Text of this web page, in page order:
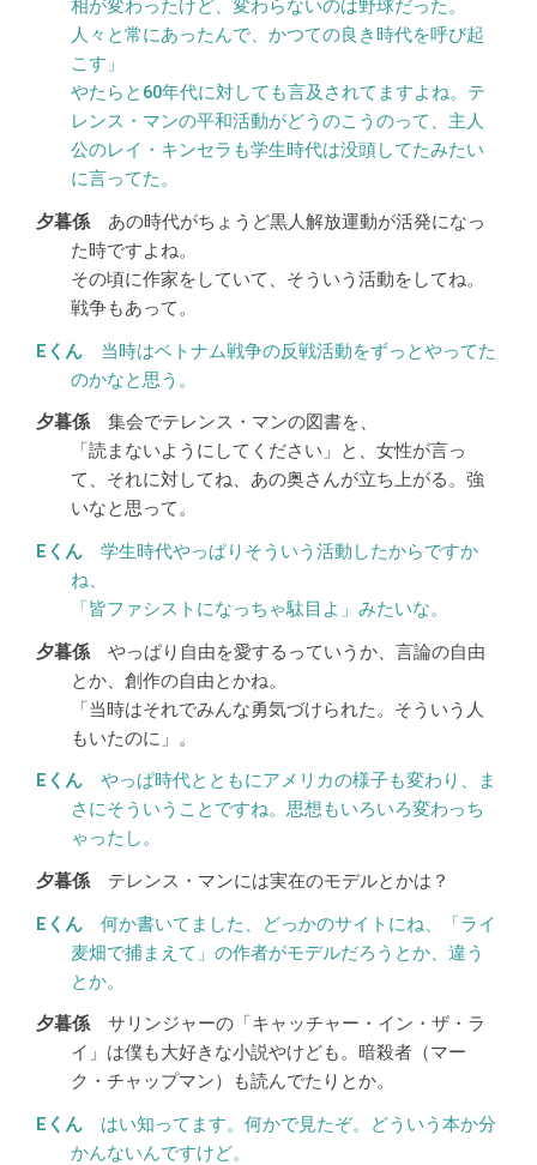
相が変わったけど、変わらないのは野球だった。
人々と常にあったんで、かつての良き時代を呼び起
こす」
やたらと60年代に対しても言及されてますよね。テ
レンス・マンの平和活動がどうのこうのって、主人
公のレイ・キンセラも学生時代は没頭してたみたい
に言ってた。
あの時代がちょうど黒人解放運動が活発になっ
た時ですよね。
その頃に作家をしていて、そういう活動をしてね。
戦争もあって。
当時はベトナム戦争の反戦活動をずっとやってた
のかなと思う。
集会でテレンス・マンの図書を、
「読まないようにしてください」と、女性が言っ
て、それに対してね、あの奥さんが立ち上がる。強
いなと思って。
学生時代やっぱりそういう活動したからですか
ね、
「皆ファシストになっちゃ駄目よ」みたいな。
やっぱり自由を愛するっていうか、言論の自由
とか、創作の自由とかね。
「当時はそれでみんな勇気づけられた。そういう人
もいたのに」。
やっぱ時代とともにアメリカの様子も変わり、ま
さにそういうことですね。思想もいろいろ変わっち
ゃったし。
テレンス・マンには実在のモデルとかは？
何か書いてました、どっかのサイトにね、「ライ
麦畑で捕まえて」の作者がモデルだろうとか、違う
とか。
サリンジャーの「キャッチャー・イン・ザ・ラ
イ」は僕も大好きな小説やけども。暗殺者（マー
ク・チャップマン）も読んでたりとか。
はい知ってます。何かで見たぞ。どういう本か分
かんないんですけど。